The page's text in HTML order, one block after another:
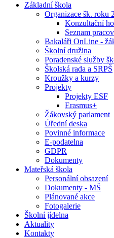
Základní škola
Organizace šk. roku
Konzultační
Seznam
Bakaláři OnLine -
Školní družina
Poradenské služby
Školská rada a SRPŠ
Kroužky a kurzy
Projekty
Projekty ESF
Erasmus+
Žákovský parlament
Úřední deska
Povinné informace
E-podatelna
GDPR
Dokumenty
Mateřská škola
Personální obsazení
Dokumenty - MŠ
Plánované akce
Fotogalerie
Školní jídelna
Aktuality
Kontakty